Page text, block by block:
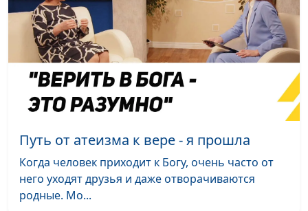
заключённых
Служение Богу — путь
к счастью
Петр Любимов #82
Жизнь как гонка: как
не попасть в аварию
Петр Любимов #81
Бог — главный Врач в
нашей жизни
Петр Любимов #79
Виктор Счастливый:
Путь от атеизма к вере - я прошла
Когда человек приходит к Богу, очень часто от
него уходят друзья и даже отворачиваются
родные. Мо...